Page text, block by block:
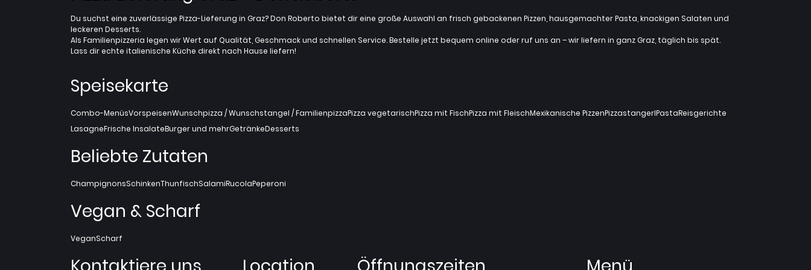
Du suchst eine zuverlässige Pizza-Lieferung in Graz? Don Roberto bietet dir eine große Auswahl an frisch gebackenen Pizzen, hausgemachter Pasta, knackigen Salaten und
leckeren Desserts.
Als Familienpizzeria legen wir Wert auf Qualität, Geschmack und schnellen Service. Bestelle jetzt bequem online oder ruf uns an – wir liefern in ganz Graz, täglich bis spät.
Lass dir echte italienische Küche direkt nach Hause liefern!
Speisekarte
Combo-MenüsVorspeisenWunschpizza / Wunschstangel / FamilienpizzaPizza vegetarischPizza mit FischPizza mit FleischMexikanische PizzenPizzastangerlPastaReisgerichte
LasagneFrische InsalateBurger und mehrGetränkeDesserts
Beliebte Zutaten
ChampignonsSchinkenThunfischSalamiRucolaPeperoni
Vegan & Scharf
VeganScharf